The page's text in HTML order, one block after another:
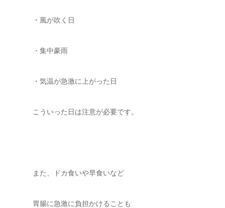
・風が吹く日
・集中豪雨
・気温が急激に上がった日
こういった日は注意が必要です。
また、ドカ食いや早食いなど
胃腸に急激に負担かけることも